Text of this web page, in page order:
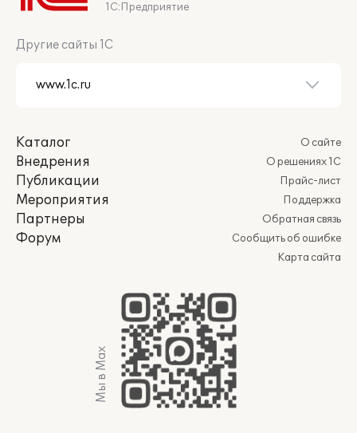
1С:Предприятие
Другие сайты 1С
Каталог
Внедрения
Публикации
Мероприятия
Партнеры
Форум
О сайте
О решениях 1С
Прайс-лист
Поддержка
Обратная связь
Сообщить об ошибке
Карта сайта
Мы в Max